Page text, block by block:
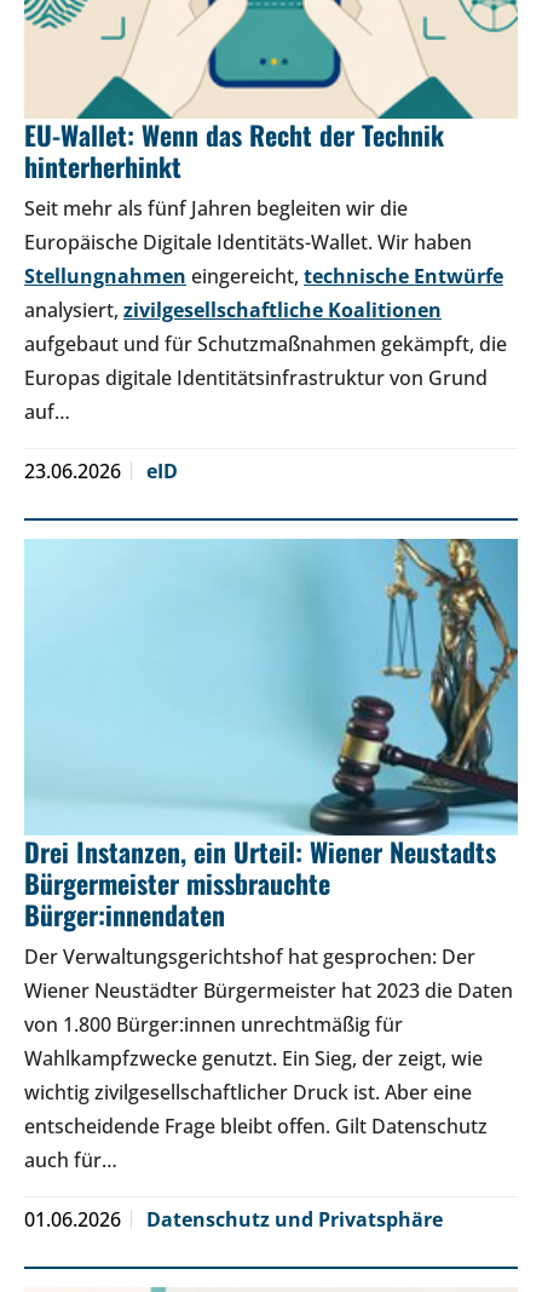
EU-Wallet: Wenn das Recht der Technik
hinterherhinkt
Seit mehr als fünf Jahren begleiten wir die
Europäische Digitale Identitäts-Wallet. Wir haben
Stellungnahmen eingereicht, technische Entwürfe
analysiert, zivilgesellschaftliche Koalitionen
aufgebaut und für Schutzmaßnahmen gekämpft, die
Europas digitale Identitätsinfrastruktur von Grund
auf…
23.06.2026 eID
Drei Instanzen, ein Urteil: Wiener Neustadts
Bürgermeister missbrauchte
Bürger:innendaten
Der Verwaltungsgerichtshof hat gesprochen: Der
Wiener Neustädter Bürgermeister hat 2023 die Daten
von 1.800 Bürger:innen unrechtmäßig für
Wahlkampfzwecke genutzt. Ein Sieg, der zeigt, wie
wichtig zivilgesellschaftlicher Druck ist. Aber eine
entscheidende Frage bleibt offen. Gilt Datenschutz
auch für…
01.06.2026 Datenschutz und Privatsphäre